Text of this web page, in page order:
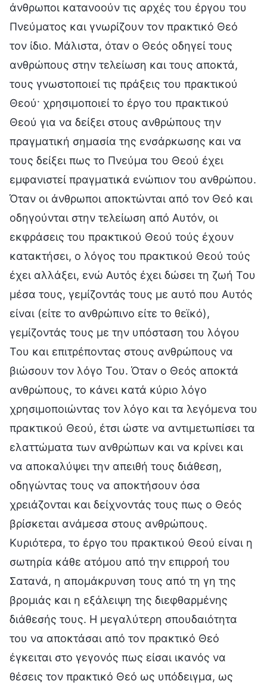
άνθρωποι κατανοούν τις αρχές του έργου του
Πνεύματος και γνωρίζουν τον πρακτικό Θεό
τον ίδιο. Μάλιστα, όταν ο Θεός οδηγεί τους
ανθρώπους στην τελείωση και τους αποκτά,
τους γνωστοποιεί τις πράξεις του πρακτικού
Θεού· χρησιμοποιεί το έργο του πρακτικού
Θεού για να δείξει στους ανθρώπους την
πραγματική σημασία της ενσάρκωσης και να
τους δείξει πως το Πνεύμα του Θεού έχει
εμφανιστεί πραγματικά ενώπιον του ανθρώπου.
Όταν οι άνθρωποι αποκτώνται από τον Θεό και
οδηγούνται στην τελείωση από Αυτόν, οι
εκφράσεις του πρακτικού Θεού τούς έχουν
κατακτήσει, ο λόγος του πρακτικού Θεού τούς
έχει αλλάξει, ενώ Αυτός έχει δώσει τη ζωή Του
μέσα τους, γεμίζοντάς τους με αυτό που Αυτός
είναι (είτε το ανθρώπινο είτε το θεϊκό),
γεμίζοντάς τους με την υπόσταση του λόγου
Του και επιτρέποντας στους ανθρώπους να
βιώσουν τον λόγο Του. Όταν ο Θεός αποκτά
ανθρώπους, το κάνει κατά κύριο λόγο
χρησιμοποιώντας τον λόγο και τα λεγόμενα του
πρακτικού Θεού, έτσι ώστε να αντιμετωπίσει τα
ελαττώματα των ανθρώπων και να κρίνει και
να αποκαλύψει την απειθή τους διάθεση,
οδηγώντας τους να αποκτήσουν όσα
χρειάζονται και δείχνοντάς τους πως ο Θεός
βρίσκεται ανάμεσα στους ανθρώπους.
Κυριότερα, το έργο του πρακτικού Θεού είναι η
σωτηρία κάθε ατόμου από την επιρροή του
Σατανά, η απομάκρυνση τους από τη γη της
βρομιάς και η εξάλειψη της διεφθαρμένης
διάθεσής τους. Η μεγαλύτερη σπουδαιότητα
του να αποκτάσαι από τον πρακτικό Θεό
έγκειται στο γεγονός πως είσαι ικανός να
θέσεις τον πρακτικό Θεό ως υπόδειγμα, ως